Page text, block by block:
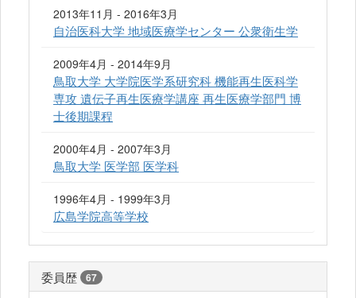
2013年11月 - 2016年3月
自治医科大学 地域医療学センター 公衆衛生学
2009年4月 - 2014年9月
鳥取大学 大学院医学系研究科 機能再生医科学
専攻 遺伝子再生医療学講座 再生医療学部門 博
士後期課程
2000年4月 - 2007年3月
鳥取大学 医学部 医学科
1996年4月 - 1999年3月
広島学院高等学校
委員歴 67